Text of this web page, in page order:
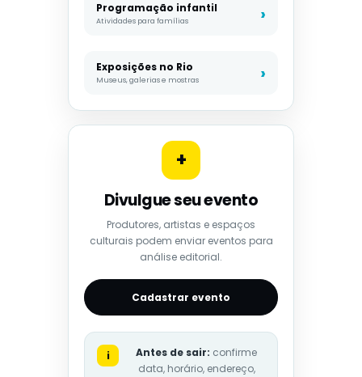
Programação infantil
Atividades para famílias
Exposições no Rio
Museus, galerias e mostras
+
Divulgue seu evento
Produtores, artistas e espaços
culturais podem enviar eventos para
análise editorial.
Cadastrar evento
i Antes de sair: confirme
data, horário, endereço,